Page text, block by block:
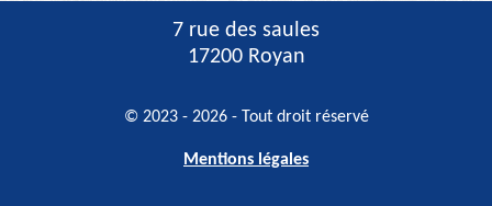
7 rue des saules
17200 Royan
© 2023 - 2026 - Tout droit réservé
Mentions légales